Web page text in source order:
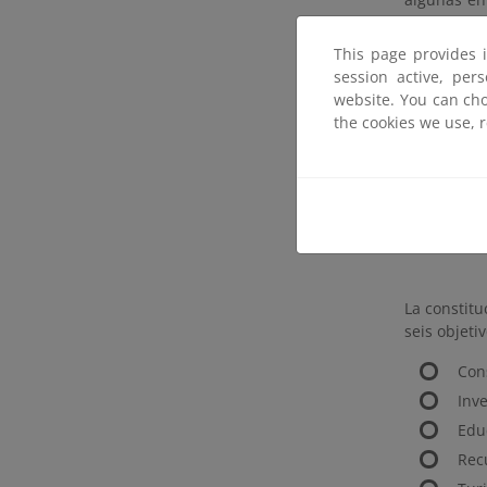
que en la
La
seis
This page provides
session active,
website. You can
the cookies we use,